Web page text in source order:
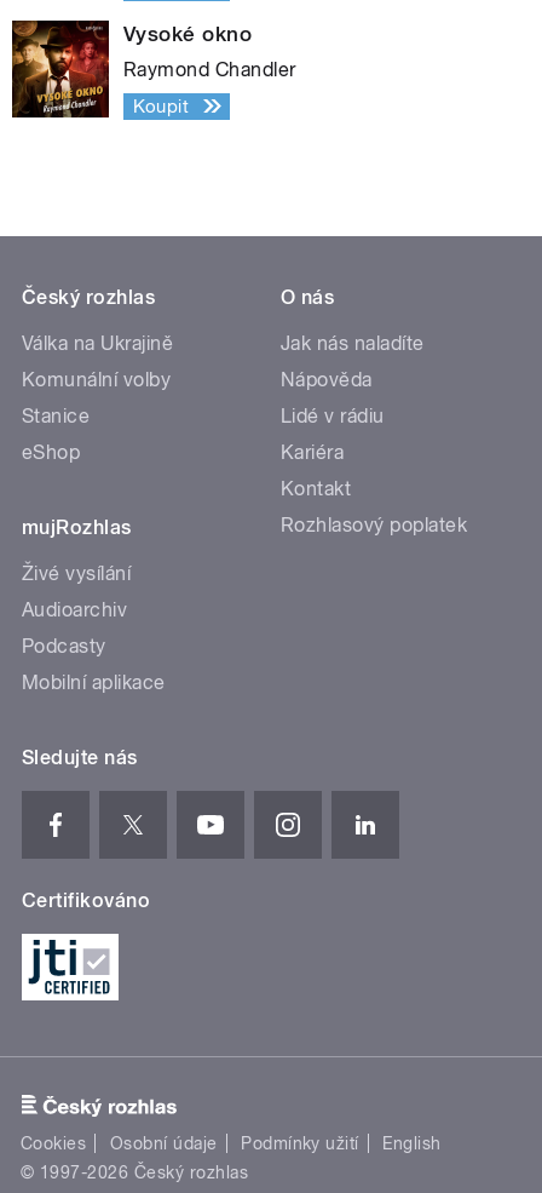
Vysoké okno
Raymond Chandler
Koupit
Český rozhlas
Válka na Ukrajině
Komunální volby
Stanice
eShop
mujRozhlas
Živé vysílání
Audioarchiv
Podcasty
Mobilní aplikace
O nás
Jak nás naladíte
Nápověda
Lidé v rádiu
Kariéra
Kontakt
Rozhlasový poplatek
Sledujte nás
Certifikováno
Cookies Osobní údaje Podmínky užití
English
© 1997-2026 Český rozhlas